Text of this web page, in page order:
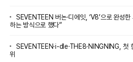
SEVENTEEN 버논·디에잇, ‘V8’으로 완성
하는 방식으로 했다”
SEVENTEEN·i-dle·THE8·NINGNING, 첫
위